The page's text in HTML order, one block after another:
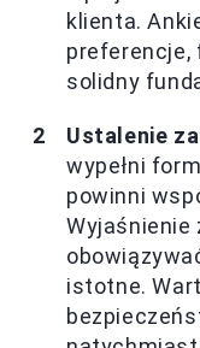
klienta.
preferencje,
solidny
Ustalenie
wypełni
powinni
Wyjaśnienie
istotne.